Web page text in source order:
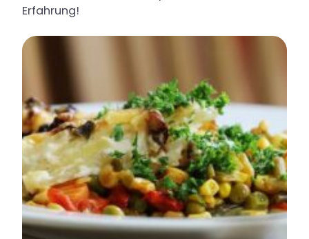
Erfahrung!